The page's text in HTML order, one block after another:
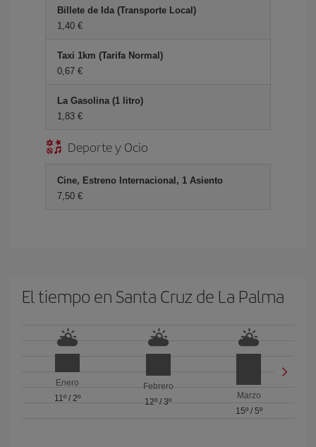
Billete de Ida (Transporte Local)
1,40 €
Taxi 1km (Tarifa Normal)
0,67 €
La Gasolina (1 litro)
1,83 €
Deporte y Ocio
Cine, Estreno Internacional, 1 Asiento
7,50 €
El tiempo en Santa Cruz de La Palma
Enero
11º/ 2º
Febrero
12º / 3º
Marzo
15º/ 5º